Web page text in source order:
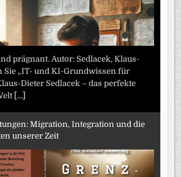
prägnant. Autor: Sedlacek, Klaus-
Sie „IT- und KI-Grundwissen für
Dieter Sedlacek – das perfekte
[...]
Migration, Integration und die
unserer Zeit